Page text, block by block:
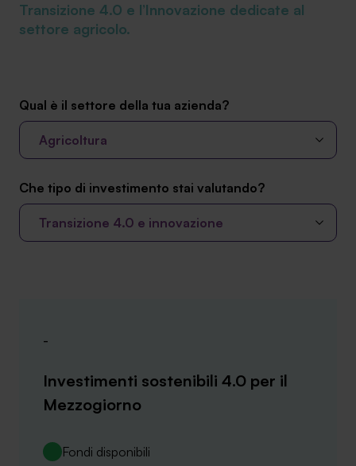
Ambassador
SA Finance Mediazione Creditizia Srl, società di mediazione creditizia iscritta
Transizione 4.0 e l’Innovazione dedicate al
settore agricolo.
Qual è il settore della tua azienda?
Agricoltura
Che tipo di investimento stai valutando?
Transizione 4.0 e innovazione
-
Investimenti sostenibili 4.0 per il
Mezzogiorno
Fondi disponibili